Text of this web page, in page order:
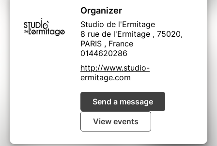
Organizer
Studio de l'Ermitage
8 rue de l'Ermitage , 75020,
PARIS , France
0144620286
http://www.studio-
ermitage.com
Send a message
View events